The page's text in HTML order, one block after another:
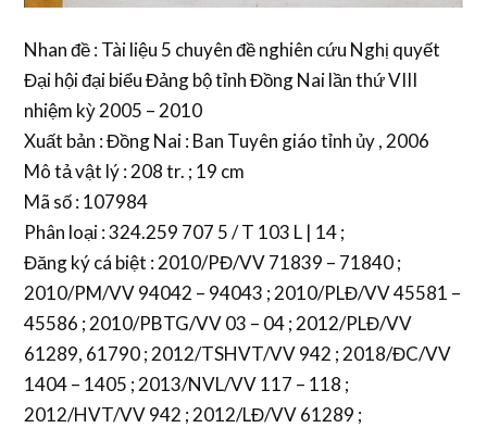
Nhan đề : Tài liệu 5 chuyên đề nghiên cứu Nghị quyết
Đại hội đại biểu Đảng bộ tỉnh Đồng Nai lần thứ VIII
nhiệm kỳ 2005 – 2010
Xuất bản : Đồng Nai : Ban Tuyên giáo tỉnh ủy , 2006
Mô tả vật lý : 208 tr. ; 19 cm
Mã số : 107984
Phân loại : 324.259 707 5 / T 103 L | 14 ;
Đăng ký cá biệt : 2010/PĐ/VV 71839 – 71840 ;
2010/PM/VV 94042 – 94043 ; 2010/PLĐ/VV 45581 –
45586 ; 2010/PBTG/VV 03 – 04 ; 2012/PLĐ/VV
61289, 61790 ; 2012/TSHVT/VV 942 ; 2018/ĐC/VV
1404 – 1405 ; 2013/NVL/VV 117 – 118 ;
2012/HVT/VV 942 ; 2012/LĐ/VV 61289 ;